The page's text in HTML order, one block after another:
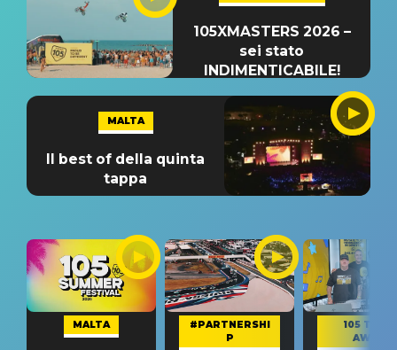
105XMASTERS 2026 –
sei stato
INDIMENTICABILE!
MALTA
Il best of della quinta
tappa
MALTA
#PARTNERSHI
P
105 TAKE
AWAY